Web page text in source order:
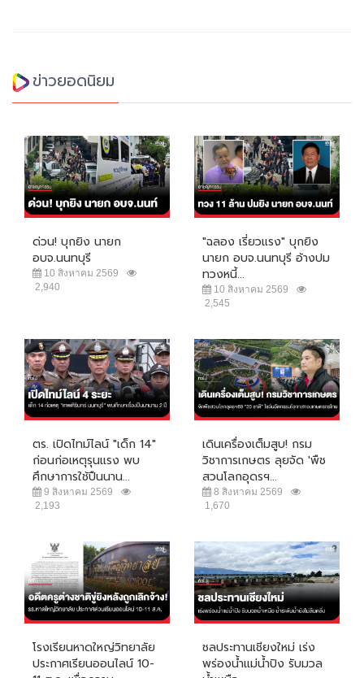
ข่าวยอดนิยม
ด่วน! บุกยิง นายก
อบจ.นนทบุรี
10 สิงหาคม 2569
2,940
"ฉลอง เรี่ยวแรง" บุกยิง
นายก อบจ.นนทบุรี อ้างปม
ทวงหนี้...
10 สิงหาคม 2569
2,545
ตร. เปิดไทม์ไลน์ "เด็ก 14"
ก่อนก่อเหตุรุนแรง พบ
ศึกษาการใช้ปืนนาน...
9 สิงหาคม 2569
2,193
เดินเครื่องเต็มสูบ! กรม
วิชาการเกษตร ลุยจัด 'พืช
สวนโลกอุดรฯ...
8 สิงหาคม 2569
1,670
โรงเรียนหาดใหญ่วิทยาลัย
ประกาศเรียนออนไลน์ 10-
ชลประทานเชียงใหม่ เร่ง
พร่องน้ำแม่น้ำปิง รับมวล